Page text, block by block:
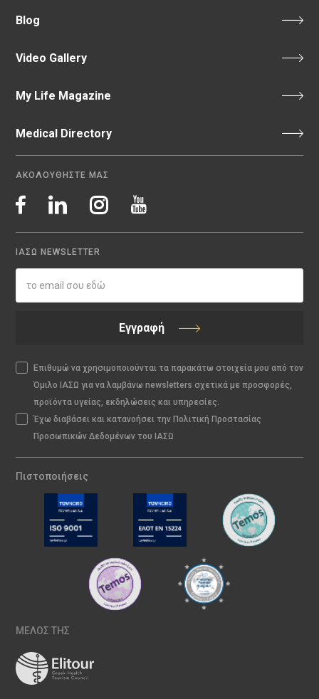
Blog
Video Gallery
My Life Magazine
Medical Directory
ΑΚΟΛΟΥΘΗΣΤΕ ΜΑΣ
ΙΑΣΩ NEWSLETTER
Εγγραφή
Επιθυμώ να χρησιμοποιούνται τα παρακάτω στοιχεία μου από τον
Όμιλο ΙΑΣΩ για να λαμβάνω newsletters σχετικά με προσφορές,
προϊόντα υγείας, εκδηλώσεις και υπηρεσίες.
Έχω διαβάσει και κατανοήσει την Πολιτική Προστασίας
Προσωπικών Δεδομένων του ΙΑΣΩ
Πιστοποιήσεις
ΜΕΛΟΣ ΤΗΣ